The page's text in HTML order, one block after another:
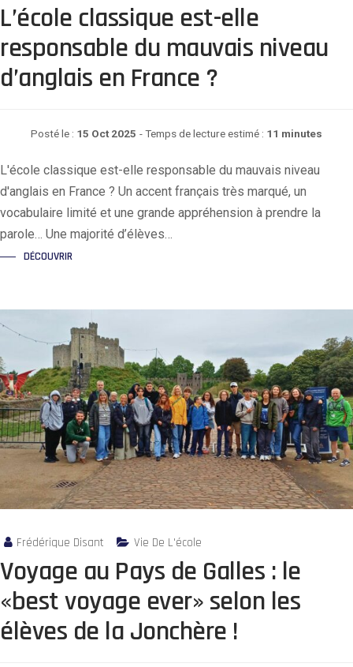
L’école classique est-elle
responsable du mauvais niveau
d’anglais en France ?
Posté le : 15 Oct 2025 - Temps de lecture estimé : 11 minutes
L'école classique est-elle responsable du mauvais niveau
d'anglais en France ? Un accent français très marqué, un
vocabulaire limité et une grande appréhension à prendre la
parole… Une majorité d’élèves…
DÉCOUVRIR
Frédérique Disant Vie De L'école
Voyage au Pays de Galles : le
«best voyage ever» selon les
élèves de la Jonchère !